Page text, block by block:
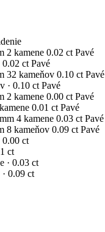
2 kamene 0.02 ct Pavé
0.02 ct Pavé
32 kameňov 0.10 ct Pavé
· 0.10 ct Pavé
2 kamene 0.00 ct Pavé
0.01 ct Pavé
4 kamene 0.03 ct Pavé
8 kameňov 0.09 ct Pavé
0.00 ct
ct
· 0.03 ct
· 0.09 ct